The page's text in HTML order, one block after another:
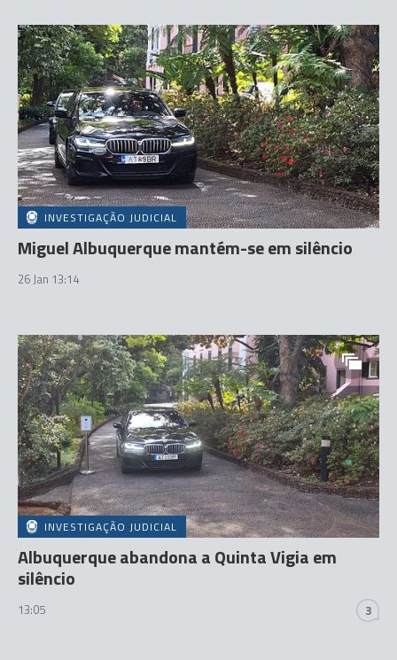
INVESTIGAÇÃO JUDICIAL
Miguel Albuquerque mantém-se em silêncio
26 Jan 13:14
INVESTIGAÇÃO JUDICIAL
Albuquerque abandona a Quinta Vigia em
silêncio
13:05 3